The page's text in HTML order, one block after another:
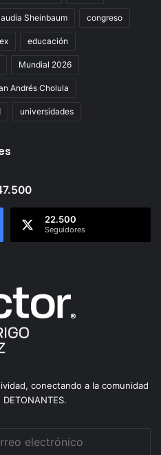
Sheinbaum congreso
educación
Mundial 2026
Andrés Cholula
universidades
22.500
Seguidores
conectando a la comunidad